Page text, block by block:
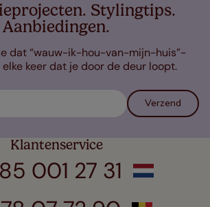
Stylingtips.
Aanbiedingen.
dat “wauw-ik-hou-van-mijn-huis”-
keer dat je door de deur loopt.
Verzend
Klantenservice
001 27 31